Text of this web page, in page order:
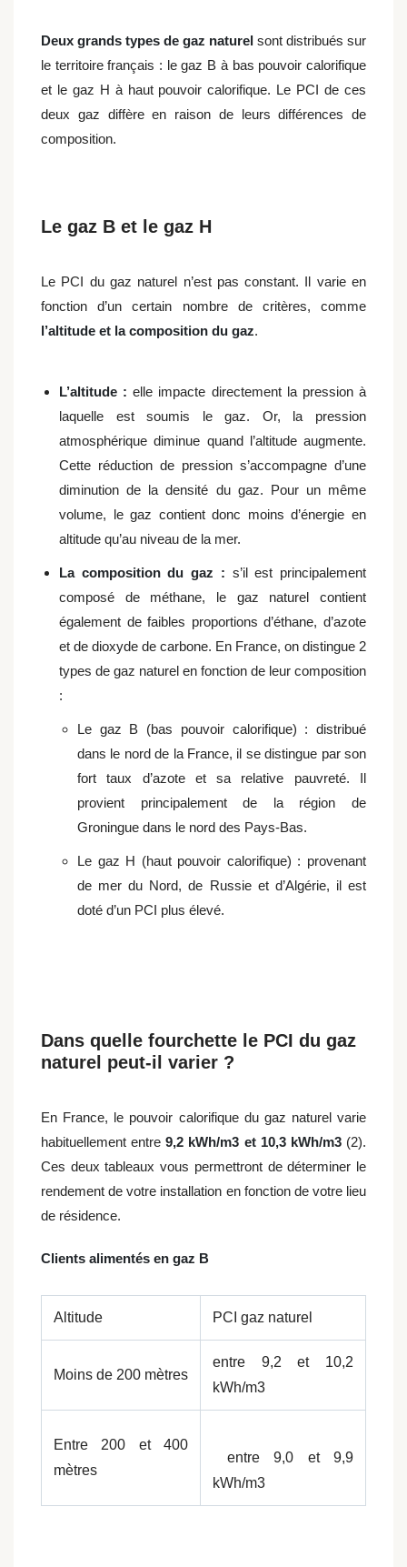
Deux grands types de gaz naturel sont distribués sur
le territoire français : le gaz B à bas pouvoir calorifique
et le gaz H à haut pouvoir calorifique. Le PCI de ces
deux gaz diffère en raison de leurs différences de
composition.
Le gaz B et le gaz H
Le PCI du gaz naturel n’est pas constant. Il varie en
fonction d’un certain nombre de critères, comme
l’altitude et la composition du gaz.
L’altitude :elle impacte directement la pression à
laquelle est soumis le gaz. Or, la pression
atmosphérique diminue quand l’altitude augmente.
Cette réduction de pression s’accompagne d’une
diminution de la densité du gaz. Pour un même
volume, le gaz contient donc moins d’énergie en
altitude qu’au niveau de la mer.
La composition du gaz : s’il est principalement
composé de méthane, le gaz naturel contient
également de faibles proportions d’éthane, d’azote
et de dioxyde de carbone. En France, on distingue 2
types de gaz naturel en fonction de leur composition
:
Le gaz B (bas pouvoir calorifique) : distribué
dans le nord de la France, il se distingue par son
fort taux d’azote et sa relative pauvreté. Il
provient principalement de la région de
Groningue dans le nord des Pays-Bas.
Le gaz H (haut pouvoir calorifique) : provenant
de mer du Nord, de Russie et d’Algérie, il est
doté d’un PCI plus élevé.
Dans quelle fourchette le PCI du gaz
naturel peut-il varier ?
En France, le pouvoir calorifique du gaz naturel varie
habituellement entre9,2 kWh/m3 et 10,3 kWh/m3(2).
Ces deux tableaux vous permettront de déterminer le
rendement de votre installation en fonction de votre lieu
de résidence.
Clients alimentés en gaz B
Altitude PCI gaz naturel
Moins de 200 mètres
entre 9,2 et 10,2
kWh/m3
Entre 200 et 400
mètres
entre 9,0 et 9,9
kWh/m3